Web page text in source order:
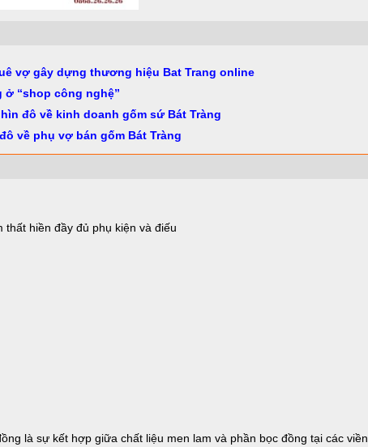
vợ gây dựng thương hiệu Bat Trang online
ở “shop công nghệ”
đô về kinh doanh gốm sứ Bát Tràng
về phụ vợ bán gốm Bát Tràng
hiền đầy đủ phụ kiện và điếu
là sự kết hợp giữa chất liệu men lam và phần bọc đồng tại các viền